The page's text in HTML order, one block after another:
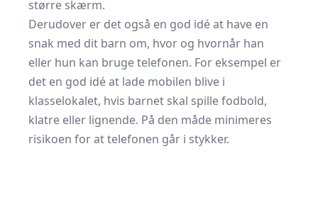
større skærm.
Derudover er det også en god idé at have en
snak med dit barn om, hvor og hvornår han
eller hun kan bruge telefonen. For eksempel er
det en god idé at lade mobilen blive i
klasselokalet, hvis barnet skal spille fodbold,
klatre eller lignende. På den måde minimeres
risikoen for at telefonen går i stykker.